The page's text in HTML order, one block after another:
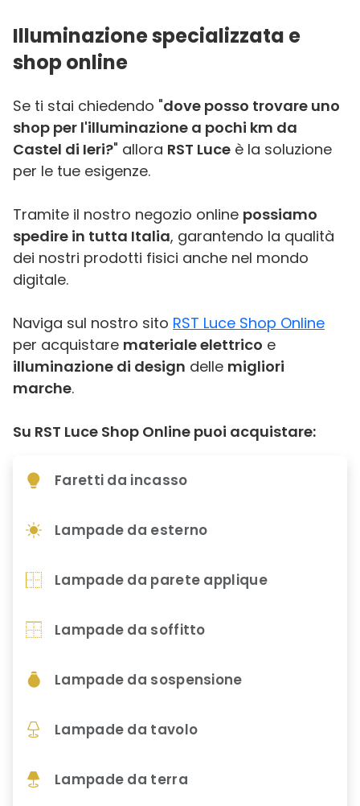
Illuminazione specializzata e
shop online
Se ti stai chiedendo "dove posso trovare uno
shop per l'illuminazione a pochi km da
Castel di Ieri?" allora RST Luce è la soluzione
per le tue esigenze.
Tramite il nostro negozio online possiamo
spedire in tutta Italia, garantendo la qualità
dei nostri prodotti fisici anche nel mondo
digitale.
Naviga sul nostro sito RST Luce Shop Online
per acquistare materiale elettrico e
illuminazione di design delle migliori
marche.
Su RST Luce Shop Online puoi acquistare:
Faretti da incasso
Lampade da esterno
Lampade da parete applique
Lampade da soffitto
Lampade da sospensione
Lampade da tavolo
Lampade da terra